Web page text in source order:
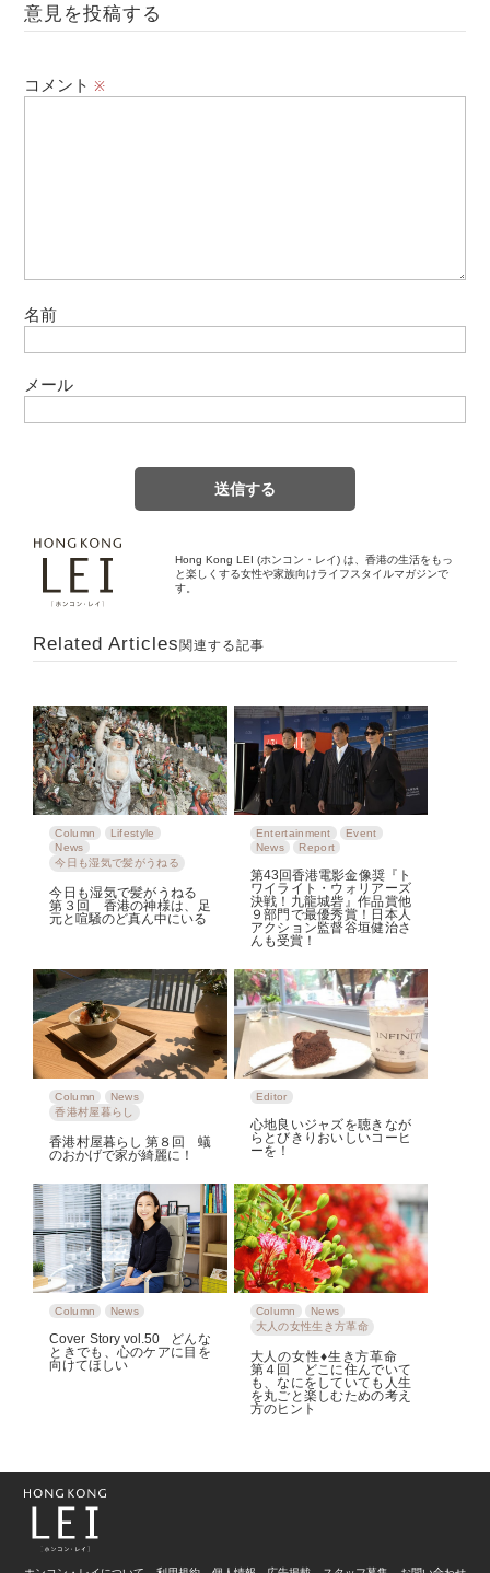
意見を投稿する
コメント※
名前
メール
Hong Kong LEI (ホンコン・レイ) は、香港の生活をもっ
と楽しくする女性や家族向けライフスタイルマガジンで
す。
Related Articles関連する記事
Column
Lifestyle
News
今日も湿気で髪がうねる
今日も湿気で髪がうねる
第３回 香港の神様は、足
元と喧騒のど真ん中にいる
Entertainment
Event
News
Report
第43回香港電影金像奨『ト
ワイライト・ウォリアーズ
決戦！九龍城砦』作品賞他
９部門で最優秀賞！日本人
アクション監督谷垣健治さ
んも受賞！
Column
News
香港村屋暮らし
香港村屋暮らし 第８回 蟻
のおかげで家が綺麗に！
Editor
心地良いジャズを聴きなが
らとびきりおいしいコーヒ
ーを！
Column News
Cover Story vol.50 どんな
ときでも、心のケアに目を
向けてほしい
Column
News
大人の女性生き方革命
大人の女性♦生き方革命
第４回 どこに住んでいて
も、なにをしていても人生
を丸ごと楽しむための考え
方のヒント